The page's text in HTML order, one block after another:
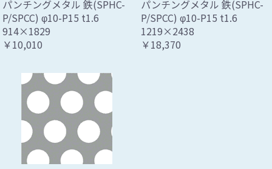
パンチングメタル 鉄(SPHC-
P/SPCC) φ10-P15 t1.6
914×1829
￥10,010
パンチングメタル 鉄(SPHC-
P/SPCC) φ10-P15 t1.6
1219×2438
￥18,370